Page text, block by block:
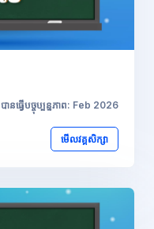
បានធ្វើបច្ចុប្បន្នភាព: Feb 2026
មើលវគ្គសិក្សា